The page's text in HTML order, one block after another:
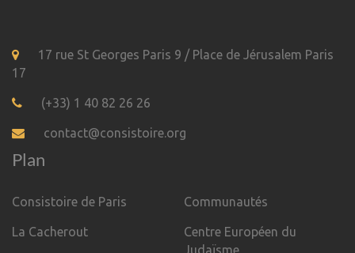
17 rue St Georges Paris 9 / Place de Jérusalem Paris
17
(+33) 1 40 82 26 26
contact@consistoire.org
Plan
Consistoire de Paris
La Cacherout
Communautés
Centre Européen du
Judaïsme